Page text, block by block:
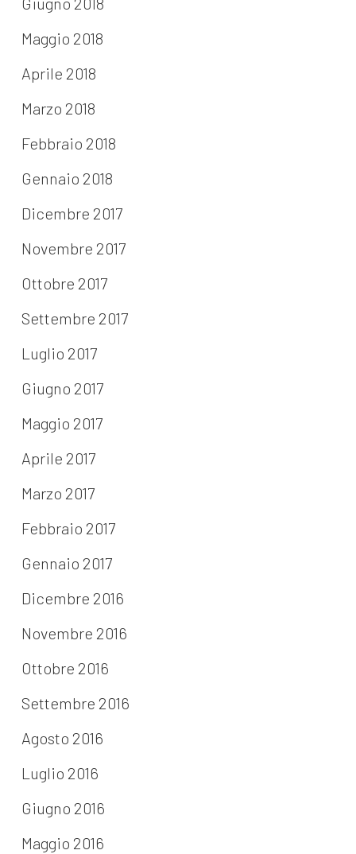
Maggio 2018
Aprile 2018
Marzo 2018
Febbraio 2018
Gennaio 2018
Dicembre 2017
Novembre 2017
Ottobre 2017
Settembre 2017
Luglio 2017
Giugno 2017
Maggio 2017
Aprile 2017
Marzo 2017
Febbraio 2017
Gennaio 2017
Dicembre 2016
Novembre 2016
Ottobre 2016
Settembre 2016
Agosto 2016
Luglio 2016
Giugno 2016
Maggio 2016